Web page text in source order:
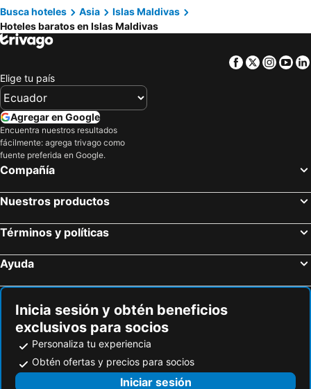
Rehendhi Villa
Lagoon View Maldives
Oasis Dhigurah
Samura Panorama Guest House
Kinan Boutique
Hotel The Beehive
Holiday Inn Veyvah Maldives
Stone Beach Club
Club Faru
The Regent Maldives
Shadow Palm
Hiyaa Ilaa
Varuvaa Boutique
Madoogali Maldives
Fulhadhoo Inn
Golhaa View Inn By Tes
Smera Grand
Macnas
Hariana Safari
Turtle Hive - Velaa Vani
Busca hoteles Asia
Islas Maldivas
Hoteles baratos en Islas Maldivas
Facebook
Twitter
Elige tu país
Agregar en Google
Encuentra nuestros resultados
fácilmente: agrega trivago como
fuente preferida en Google.
Compañía
Nuestros productos
Términos y políticas
Ayuda
Inicia sesión y obtén beneficios
exclusivos para socios
Personaliza tu experiencia
Obtén ofertas y precios para socios
Iniciar sesión